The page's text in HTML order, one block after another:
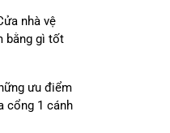
nhà vệ
bằng gì tốt
ưu điểm
cổng 1 cánh